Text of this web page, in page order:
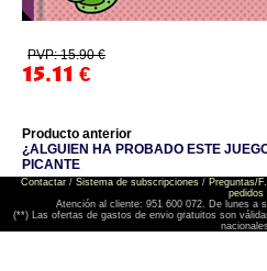
PVP: 15.90 €
15.11 €
Producto anterior
¿ALGUIEN HA PROBADO ESTE
PICANTE
Contactar/ Sistema de subscripciones/ Preguntas/
pedidos
Atención al cliente: 951 600 072. De lunes a
(**) Las ofertas de gastos de envio gratuitos son